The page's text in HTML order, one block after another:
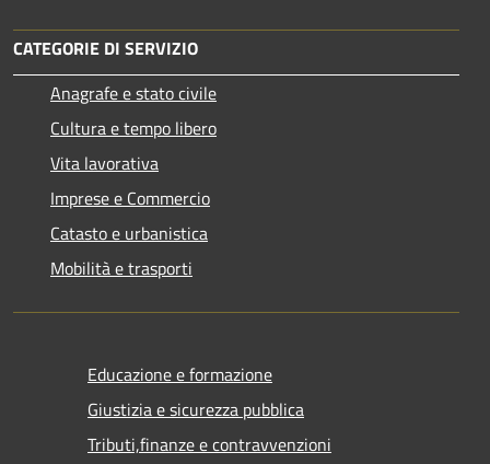
CATEGORIE DI SERVIZIO
Anagrafe e stato civile
Cultura e tempo libero
Vita lavorativa
Imprese e Commercio
Catasto e urbanistica
Mobilità e trasporti
Educazione e formazione
Giustizia e sicurezza pubblica
Tributi,finanze e contravvenzioni